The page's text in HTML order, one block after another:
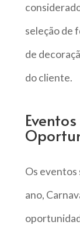
seleção de
de
do cliente.
Os eventos
ano,